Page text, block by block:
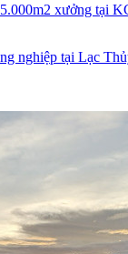
xưởng tại
nghiệp tại Lạc